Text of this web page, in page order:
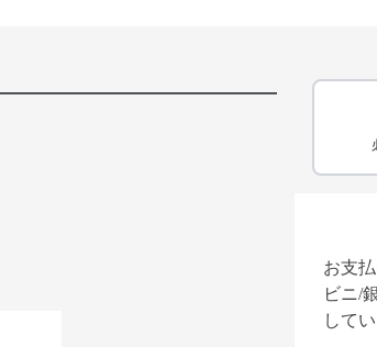
お支
ビニ/
してい